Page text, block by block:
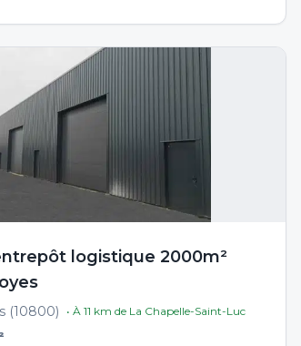
logistique 2000m²
(10800) • À 11 km de La Chapelle-Saint-Luc